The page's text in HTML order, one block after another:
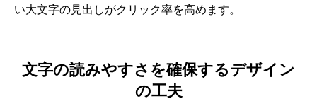
い大文字の見出しがクリック率を高めます。
文字の読みやすさを確保するデザイン
の工夫